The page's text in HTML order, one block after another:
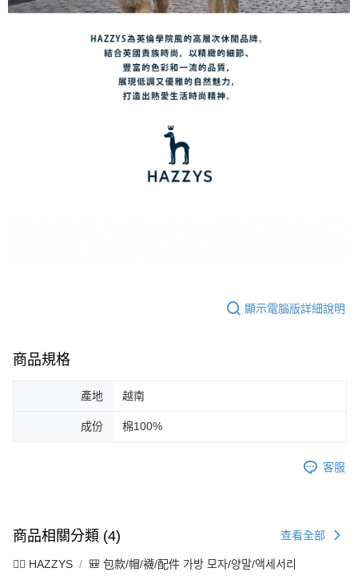
顯示電腦版詳細說明
商品規格
產地 越南
成份 棉100%
客服
商品相關分類 (4) 查看全部
🐕‍🦺 HAZZYS 🎒 包款/帽/襪/配件 가방 모자/양말/액세서리